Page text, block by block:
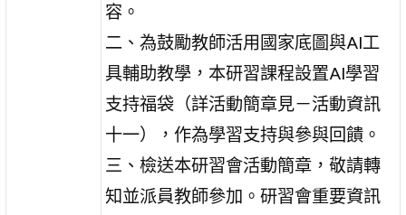
容。
二、為鼓勵教師活用國家底圖與AI工
具輔助教學，本研習課程設置AI學習
支持福袋（詳活動簡章見－活動資訊
十一），作為學習支持與參與回饋。
三、檢送本研習會活動簡章，敬請轉
知並派員教師參加。研習會重要資訊